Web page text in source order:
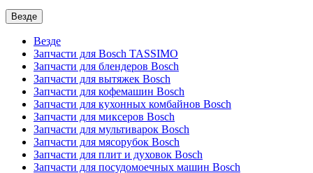
Везде
Везде
Запчасти для Bosch TASSIMO
Запчасти для блендеров Bosch
Запчасти для вытяжек Bosch
Запчасти для кофемашин Bosch
Запчасти для кухонных комбайнов Bosch
Запчасти для миксеров Bosch
Запчасти для мультиварок Bosch
Запчасти для мясорубок Bosch
Запчасти для плит и духовок Bosch
Запчасти для посудомоечных машин Bosch